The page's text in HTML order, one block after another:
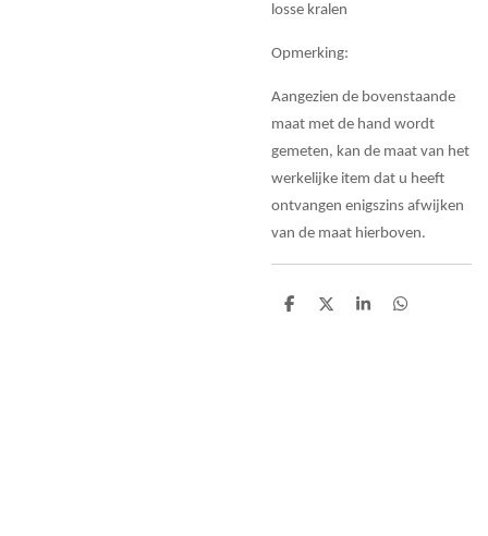
losse kralen
Opmerking:
Aangezien de bovenstaande
maat met de hand wordt
gemeten, kan de maat van het
werkelijke item dat u heeft
ontvangen enigszins afwijken
van de maat hierboven.
D
D
S
D